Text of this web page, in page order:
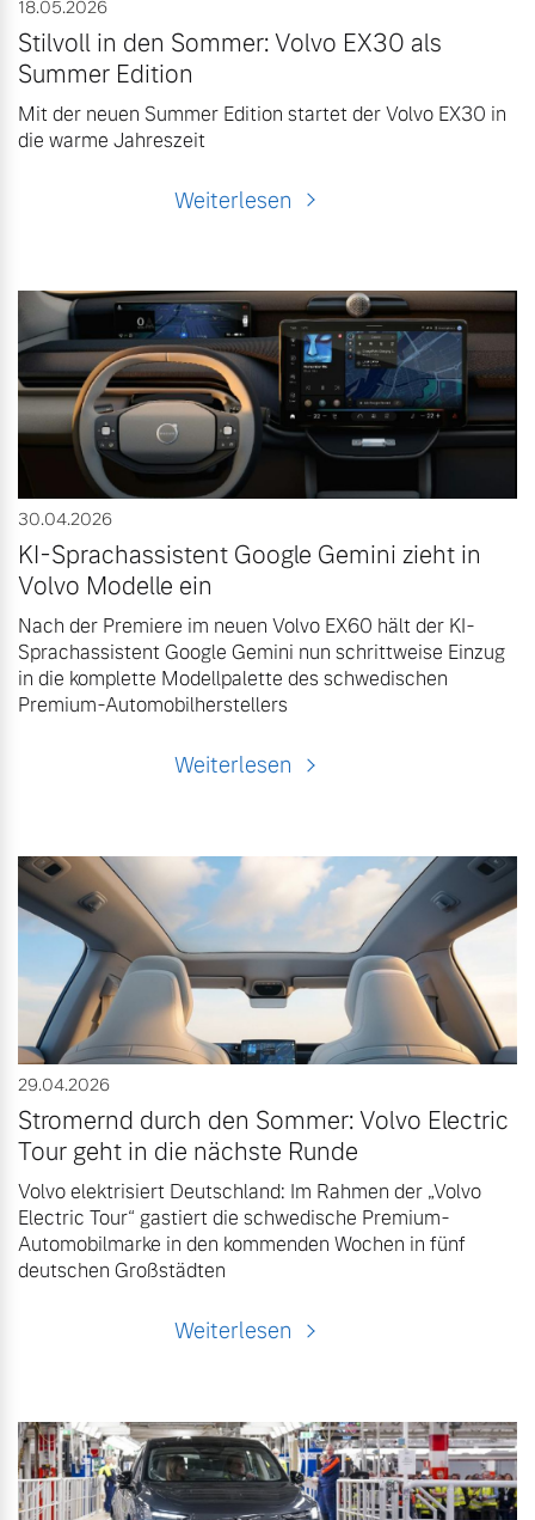
18.05.2026
Stilvoll in den Sommer: Volvo EX30 als
Summer Edition
Mit der neuen Summer Edition startet der Volvo EX30 in
die warme Jahreszeit
Weiterlesen
30.04.2026
KI-Sprachassistent Google Gemini zieht in
Volvo Modelle ein
Nach der Premiere im neuen Volvo EX60 hält der KI-
Sprachassistent Google Gemini nun schrittweise Einzug
in die komplette Modellpalette des schwedischen
Premium-Automobilherstellers
Weiterlesen
29.04.2026
Stromernd durch den Sommer: Volvo Electric
Tour geht in die nächste Runde
Volvo elektrisiert Deutschland: Im Rahmen der „Volvo
Electric Tour“ gastiert die schwedische Premium-
Automobilmarke in den kommenden Wochen in fünf
deutschen Großstädten
Weiterlesen